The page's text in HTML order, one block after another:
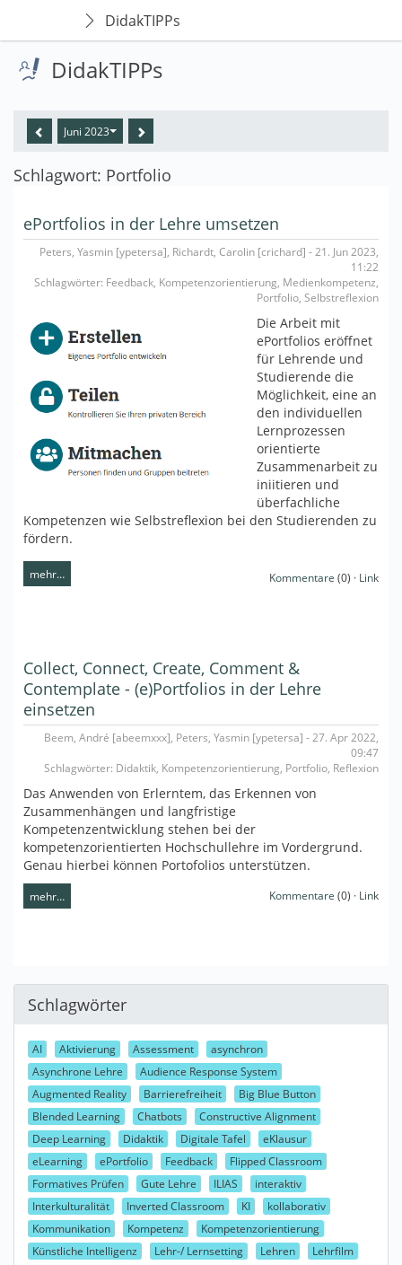
DidakTIPPs
DidakTIPPs
Juni 2023
Schlagwort: Portfolio
ePortfolios in der Lehre umsetzen
Peters, Yasmin [ypetersa], Richardt, Carolin [crichard] - 21. Jun 2023,
11:22
Schlagwörter: Feedback, Kompetenzorientierung, Medienkompetenz,
Portfolio, Selbstreflexion
Die Arbeit mit
ePortfolios eröffnet
für Lehrende und
Studierende die
Möglichkeit, eine an
den individuellen
Lernprozessen
orientierte
Zusammenarbeit zu
iniitieren und
überfachliche
Kompetenzen wie Selbstreflexion bei den Studierenden zu
fördern.
mehr… Kommentare (0) · Link
Collect, Connect, Create, Comment &
Contemplate - (e)Portfolios in der Lehre
einsetzen
Beem, André [abeemxxx], Peters, Yasmin [ypetersa] - 27. Apr 2022,
09:47
Schlagwörter: Didaktik, Kompetenzorientierung, Portfolio, Reflexion
Das Anwenden von Erlerntem, das Erkennen von
Zusammenhängen und langfristige
Kompetenzentwicklung stehen bei der
kompetenzorientierten Hochschullehre im Vordergrund.
Genau hierbei können Portofolios unterstützen.
mehr… Kommentare (0) · Link
Schlagwörter
AI Aktivierung Assessment
asynchron
Asynchrone Lehre
Audience Response System
Augmented Reality
Barrierefreiheit
Big Blue Button
Blended Learning
Chatbots
Constructive Alignment
Deep Learning
Didaktik Digitale Tafel
eKlausur
eLearning
ePortfolio Feedback
Flipped Classroom
Formatives Prüfen
Gute Lehre ILIAS
interaktiv
Interkulturalität
Inverted Classroom KI
kollaborativ
Kommunikation
Kompetenz
Kompetenzorientierung
Künstliche Intelligenz
Lehr-/ Lernsetting Lehren
Lehrfilm